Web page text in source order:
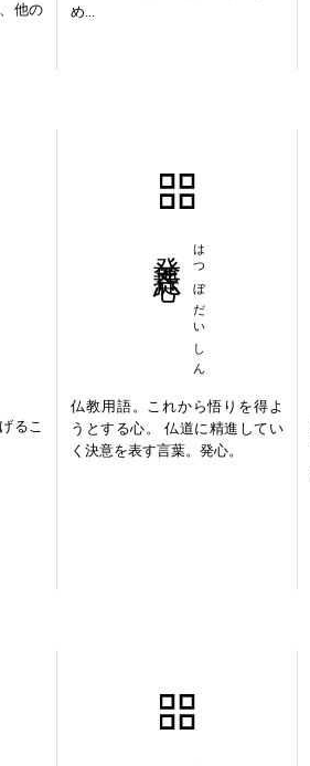
他の
め...
るこ
はつぼだいしん
仏教用語。これから悟りを得よ
うとする心。 仏道に精進してい
く決意を表す言葉。発心。